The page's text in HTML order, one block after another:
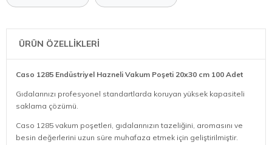
ÜRÜN ÖZELLİKLERİ
Caso 1285 Endüstriyel Hazneli Vakum Poşeti 20x30 cm 100 Adet
Gıdalarınızı profesyonel standartlarda koruyan yüksek kapasiteli
saklama çözümü.
Caso 1285 vakum poşetleri, gıdalarınızın tazeliğini, aromasını ve
besin değerlerini uzun süre muhafaza etmek için geliştirilmiştir.